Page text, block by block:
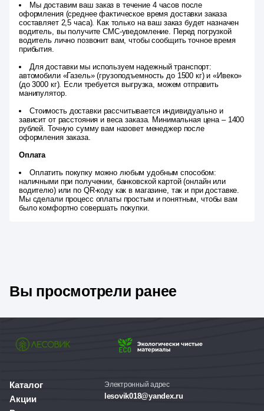
Мы доставим ваш заказ в течение 4 часов после
оформления (среднее фактическое время доставки заказа
составляет 2,5 часа). Как только на ваш заказ будет назначен
водитель, вы получите СМС-уведомление. Перед погрузкой
водитель лично позвонит вам, чтобы сообщить точное время
прибытия.
Для доставки мы используем надежный транспорт:
автомобили «Газель» (грузоподъемность до 1500 кг) и «Ивеко»
(до 3000 кг). Если требуется выгрузка, можем отправить
манипулятор.
Стоимость доставки рассчитывается индивидуально и
зависит от расстояния и веса заказа. Минимальная цена – 1400
рублей. Точную сумму вам назовет менеджер после
оформления заказа.
Оплата
Оплатить покупку можно любым удобным способом:
наличными при получении, банковской картой (онлайн или
водителю) или по QR-коду как в магазине, так и при доставке.
Мы сделали процесс оплаты простым и понятным, чтобы вам
было комфортно совершать покупки.
Вы просмотрели ранее
Каталог
Акции
Электронный адрес
lesovik018@yandex.ru